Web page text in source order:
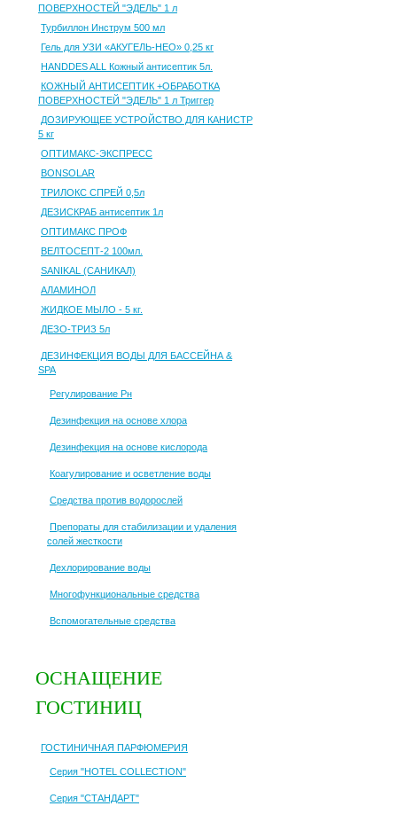
ПОВЕРХНОСТЕЙ "ЭДЕЛЬ" 1 л
Турбиллон Инструм 500 мл
Гель для УЗИ «АКУГЕЛЬ-НЕО» 0,25 кг
HANDDES ALL Кожный антисептик 5л.
КОЖНЫЙ АНТИСЕПТИК +ОБРАБОТКА
ПОВЕРХНОСТЕЙ "ЭДЕЛЬ" 1 л Триггер
ДОЗИРУЮЩЕЕ УСТРОЙСТВО ДЛЯ КАНИСТР
5 кг
ОПТИМАКС-ЭКСПРЕСС
BONSOLAR
ТРИЛОКС СПРЕЙ 0,5л
ДЕЗИСКРАБ антисептик 1л
ОПТИМАКС ПРОФ
ВЕЛТОСЕПТ-2 100мл.
SANIKAL (САНИКАЛ)
АЛАМИНОЛ
ЖИДКОЕ МЫЛО - 5 кг.
ДЕЗО-ТРИЗ 5л
ДЕЗИНФЕКЦИЯ ВОДЫ ДЛЯ БАССЕЙНА &
SPA
Регулирование Рн
Дезинфекция на основе хлора
Дезинфекция на основе кислорода
Коагулирование и осветление воды
Средства против водорослей
Препораты для стабилизации и удаления
солей жесткости
Дехлорирование воды
Многофункциональные средства
Вспомогательные средства
ОСНАЩЕНИЕ
ГОСТИНИЦ
ГОСТИНИЧНАЯ ПАРФЮМЕРИЯ
Серия "HOTEL COLLECTION"
Серия "СТАНДАРТ"